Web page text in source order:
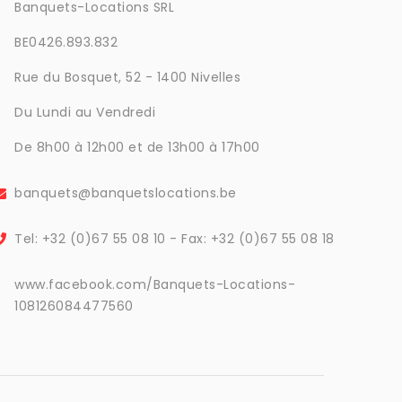
Banquets-Locations SRL
BE0426.893.832
Rue du Bosquet, 52 - 1400 Nivelles
Du Lundi au Vendredi
De 8h00 à 12h00 et de 13h00 à 17h00
banquets@banquetslocations.be
Tel: +32 (0)67 55 08 10 - Fax: +32 (0)67 55 08 18
www.facebook.com/Banquets-Locations-
108126084477560